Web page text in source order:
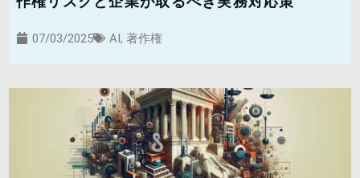
07/03/2025 AI, 著作権